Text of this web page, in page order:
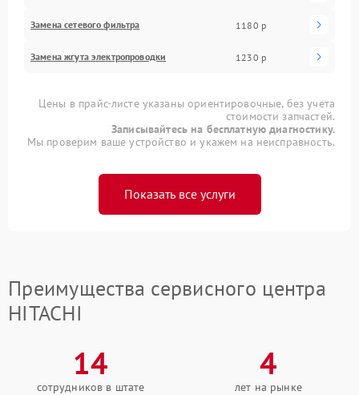
Замена сетевого фильтра 1180 р
Замена жгута электропроводки 1230 р
Цены в прайс-листе указаны ориентировочные, без учета
стоимости запчастей.
Записывайтесь на бесплатную диагностику.
Мы проверим ваше устройство и укажем на неисправность.
Показать все услуги
Преимущества сервисного центра
HITACHI
14
сотрудников в штате
4
лет на рынке